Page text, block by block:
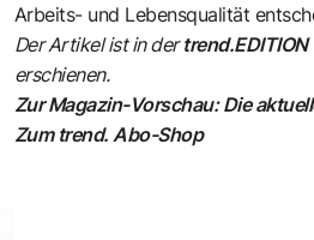
Arbeits- und Lebensqualität
Der Artikel ist in dertrend.EDITION
erschienen.
Zur Magazin-Vorschau: Die
Zum trend. Abo-Shop